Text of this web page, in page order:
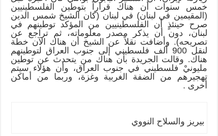
خمس سنوات أن هناك قراراً بتوطين الفلسطينيين
(المقيمين في لبنان) في لبنان (كان الشيخ شمس الدين
صرح حينئذٍ أن الفلسطينيين من المؤكد توطينهم في
لبنان، دون أن يذكر مصدر معلوماته، ثم تراجع عن
تصريحه). وأضافت نقلاً عن الشيخ أن هناك الآن خطة
لنقل 900 ألف فلسطيني إلى جنوب العراق لتوطينهم
هناك. وقالت الجريدة بأن هناك من يتحدث عن توطين
مليونيْ فلسطيني في جنوب العراق، وأن هؤلاء سيتم
تهجيرهم من الضفة الغربية وغزة، وربما من أماكن
أخرى .
بيريز والسلاح النووي